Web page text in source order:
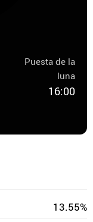
Puesta de la
luna
16:00
13.55%